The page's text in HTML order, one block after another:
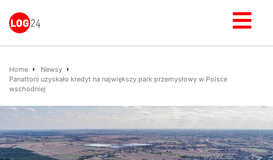
Home
Newsy
Panattoni uzyskało kredyt na największy park przemysłowy w Polsce
wschodniej